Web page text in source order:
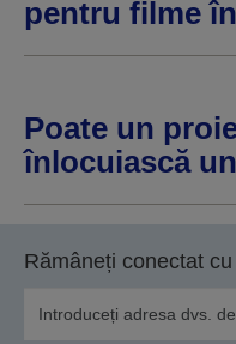
pentru filme
Poate un
înlocuiască
Rămâneți conectat